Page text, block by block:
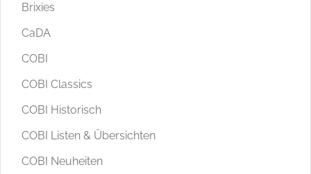
Brixies
CaDA
COBI
COBI Classics
COBI Historisch
COBI Listen & Übersichten
COBI Neuheiten